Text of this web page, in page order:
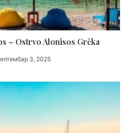
– Ostrvo Alonisos Grčka
3, 2025